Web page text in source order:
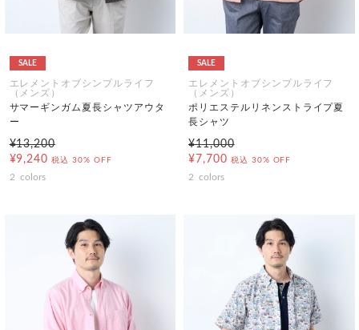
SALE
エレメントオブシンプルライフ
（メンズ）
サマーギンガム夏長シャツアウタ
ー
¥13,200
¥9,240 税込 30% OFF
2 colors
SALE
エレメントオブシンプルライフ
（メンズ）
ポリエステルリネンストライプ夏
長シャツ
¥11,000
¥7,700 税込 30% OFF
2 colors